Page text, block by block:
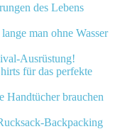
des Lebens
man ohne Wasser
Ausrüstung!
für das perfekte
Handtücher brauchen
Backpacking